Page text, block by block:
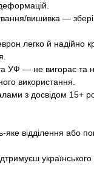
вишивка —
легко й надійно
УФ — не вигорає та
використання.
з досвідом 15+
яке відділення або
українського